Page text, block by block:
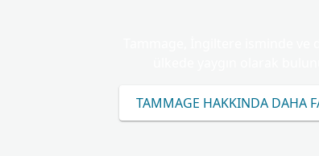
TAMMAGE HAKKINDA DAHA